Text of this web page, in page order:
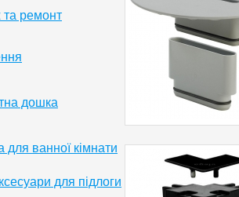
ремонт
дошка
для ванної кімнати
для підлоги